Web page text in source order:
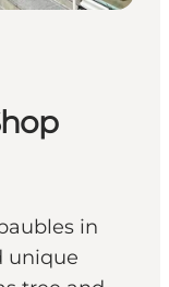
in
unique